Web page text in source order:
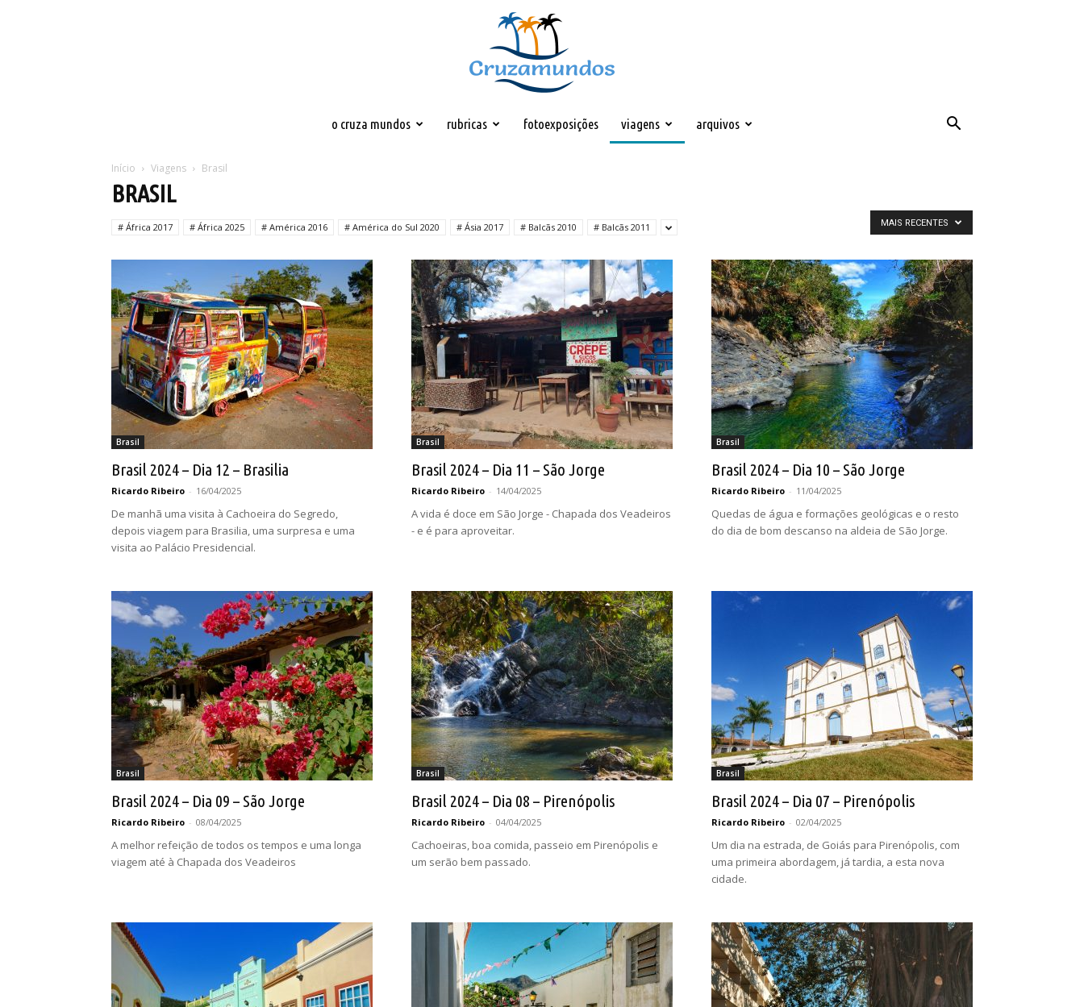
o cruza mundos rubricas fotoexposições viagens arquivos
Início Viagens Brasil
BRASIL
# África 2017 # África 2025 # América 2016 # América do Sul 2020 # Ásia 2017 # Balcãs 2010 # Balcãs 2011 MAIS RECENTES
Brasil
Brasil 2024 – Dia 12 – Brasilia
Ricardo Ribeiro - 16/04/2025
De manhã uma visita à Cachoeira do Segredo,
depois viagem para Brasilia, uma surpresa e uma
visita ao Palácio Presidencial.
Brasil
Brasil 2024 – Dia 11 – São Jorge
Ricardo Ribeiro - 14/04/2025
A vida é doce em São Jorge - Chapada dos Veadeiros
- e é para aproveitar.
Brasil
Brasil 2024 – Dia 10 – São Jorge
Ricardo Ribeiro - 11/04/2025
Quedas de água e formações geológicas e o resto
do dia de bom descanso na aldeia de São Jorge.
Brasil
Brasil 2024 – Dia 09 – São Jorge
Ricardo Ribeiro - 08/04/2025
A melhor refeição de todos os tempos e uma longa
viagem até à Chapada dos Veadeiros
Brasil
Brasil 2024 – Dia 08 – Pirenópolis
Ricardo Ribeiro - 04/04/2025
Cachoeiras, boa comida, passeio em Pirenópolis e
um serão bem passado.
Brasil
Brasil 2024 – Dia 07 – Pirenópolis
Ricardo Ribeiro - 02/04/2025
Um dia na estrada, de Goiás para Pirenópolis, com
uma primeira abordagem, já tardia, a esta nova
cidade.